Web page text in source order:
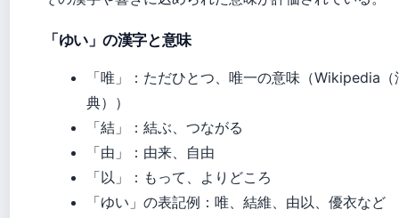
「ゆい」の漢字と意味
「唯」：ただひとつ、唯一の意味（Wikipedia（
典））
「結」：結ぶ、つながる
「由」：由来、自由
「以」：もって、よりどころ
「ゆい」の表記例：唯、結維、由以、優衣など